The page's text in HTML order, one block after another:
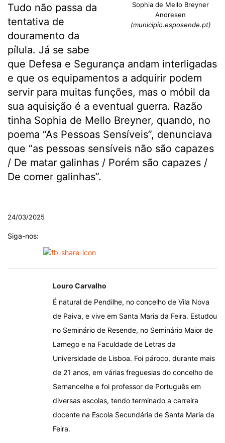
Sophia de Mello Breyner
Andresen
(municipio.esposende.pt)
Tudo não passa da
tentativa de
douramento da
pílula. Já se sabe
que Defesa e Segurança andam interligadas
e que os equipamentos a adquirir podem
servir para muitas funções, mas o móbil da
sua aquisição é a eventual guerra. Razão
tinha Sophia de Mello Breyner, quando, no
poema “As Pessoas Sensíveis”, denunciava
que “as pessoas sensíveis não são capazes
/ De matar galinhas / Porém são capazes /
De comer galinhas”.
24/03/2025
Siga-nos:
Louro Carvalho
É natural de Pendilhe, no concelho de Vila Nova
de Paiva, e vive em Santa Maria da Feira. Estudou
no Seminário de Resende, no Seminário Maior de
Lamego e na Faculdade de Letras da
Universidade de Lisboa. Foi pároco, durante mais
de 21 anos, em várias freguesias do concelho de
Sernancelhe e foi professor de Português em
diversas escolas, tendo terminado a carreira
docente na Escola Secundária de Santa Maria da
Feira.